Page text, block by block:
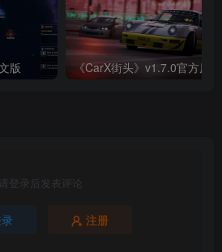
版 《CarX街头》v1.7.0官方原版
请登录后发表评论
注册